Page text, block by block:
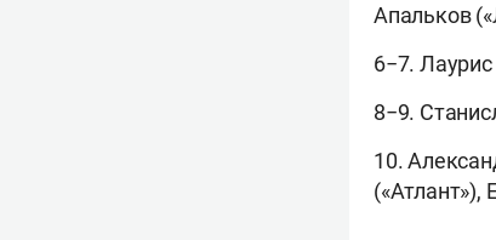
Апальков
6−7.
8−9.
10.
(«Атлант»),